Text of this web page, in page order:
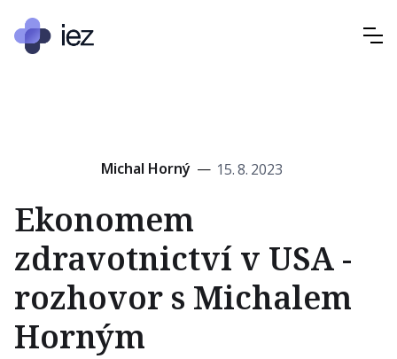
Michal Horný — 15.8. 2023
Ekonomem
zdravotnictví v USA -
rozhovor s Michalem
Horným